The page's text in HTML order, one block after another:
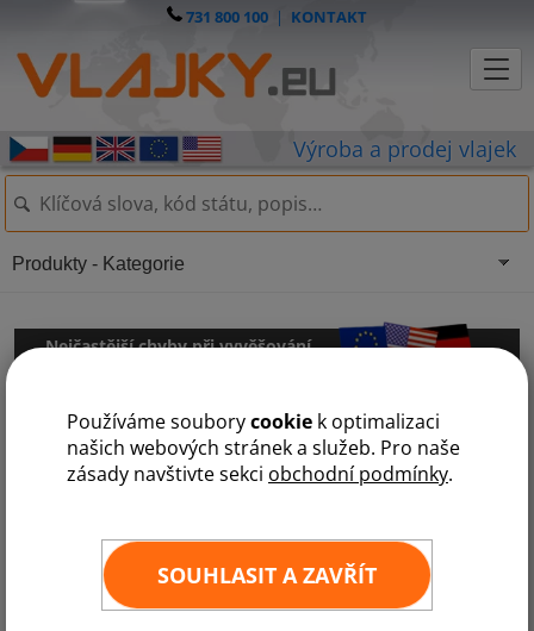
Používáme souborycookie k optimalizaci
našich webových stránek a služeb. Pro naše
zásady navštivte sekci obchodní podmínky.
SOUHLASIT A ZAVŘÍT
731 800 100 | KONTAKT
Nejčastější chyby při vyvěšování
Při vyvěšovánístátní vlajkyčasto lidé dělají chyby, které mohou být
vnímány jako neúcta či porušení protokolu. Připravili jsme pro vás tedy
stručného průvodce, kde popisujeme, co patří mezi nejčastější chyby
Špatná orientace vlajky
Česká vlajka
se vždy vyvěšuje tak, aby byl ve vodorovné poloze
modrý klín umístěn vlevo
. Při vertikálním vyvěšení pak musí být
modrý klín vyvěšen nahoře.
Produkty - Kategorie